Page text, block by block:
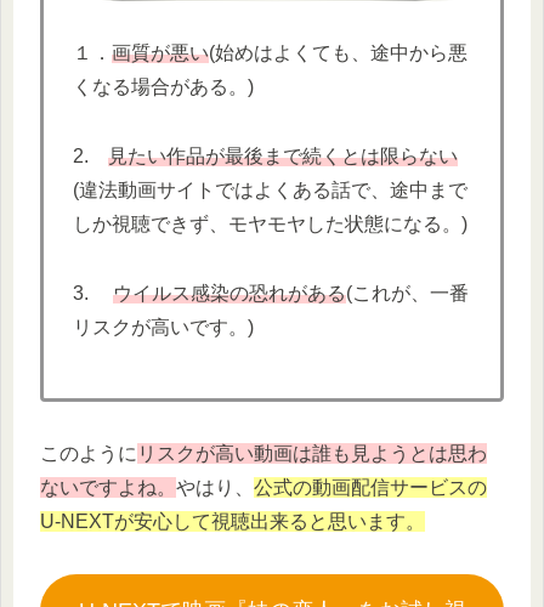
１． 画質が悪い(始めはよくても、途中から悪
くなる場合がある。)
2. 見たい作品が最後まで続くとは限らない
(違法動画サイトではよくある話で、途中まで
しか視聴できず、モヤモヤした状態になる。)
3. ウイルス感染の恐れがある(これが、一番
リスクが高いです。)
このように リスクが高い動画は誰も見ようとは思わ
ないですよね。 やはり、 公式の動画配信サービスの
U-NEXTが安心して視聴出来ると思います。